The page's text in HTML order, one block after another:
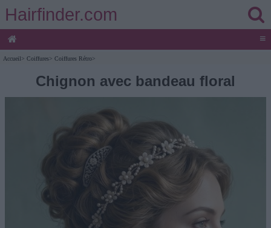
Hairfinder.com
≡
Accueil> Coiffures> Coiffures Rétro>
Chignon avec bandeau floral